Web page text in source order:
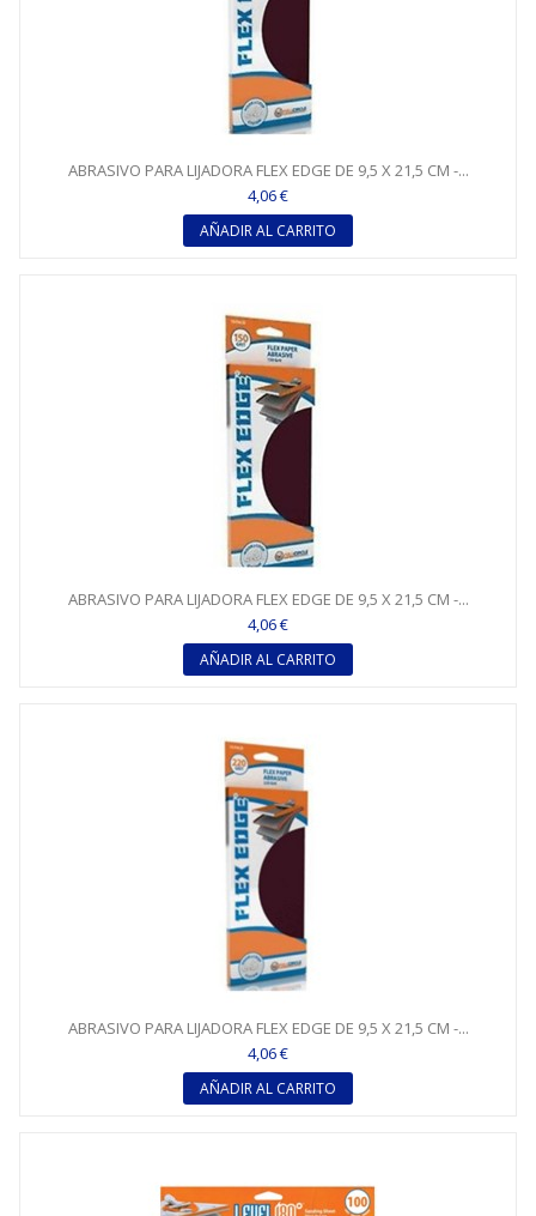
ABRASIVO PARA LIJADORA FLEX EDGE DE 9,5 X 21,5 CM -...
4,06 €
AÑADIR AL CARRITO
ABRASIVO PARA LIJADORA FLEX EDGE DE 9,5 X 21,5 CM -...
4,06 €
AÑADIR AL CARRITO
ABRASIVO PARA LIJADORA FLEX EDGE DE 9,5 X 21,5 CM -...
4,06 €
AÑADIR AL CARRITO